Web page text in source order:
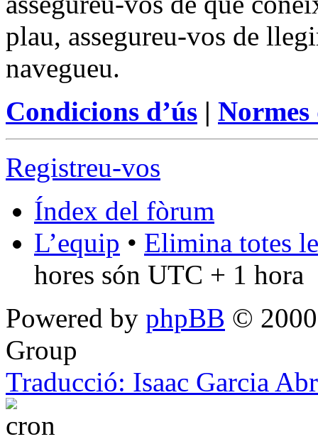
plau, assegureu-vos de
navegueu.
Condicions d’ús | Normes
Registreu-vos
Índex del fòrum
L’equip • Elimina totes
hores són UTC + 1 hora
Powered by phpBB ©
Group
Traducció: Isaac Garcia